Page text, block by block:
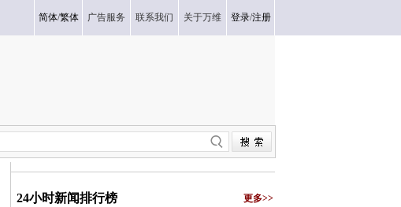
简体/繁体 广告服务 联系我们 关于万维 登录/注册
24小时新闻排行榜 更多>>